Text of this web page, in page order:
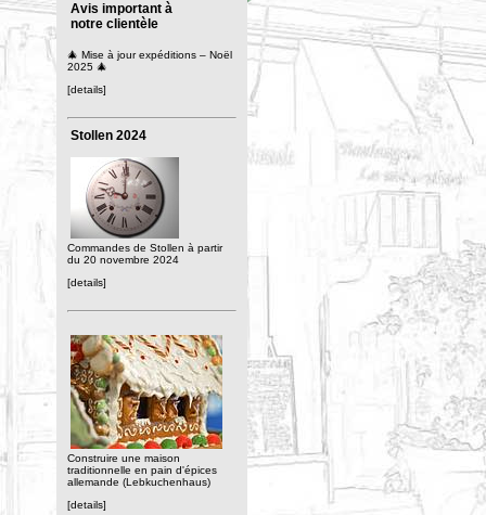
Avis important à
notre clientèle
🎄 Mise à jour expéditions – Noël
2025 🎄
[details]
Stollen 2024
Commandes de Stollen à partir
du 20 novembre 2024
[details]
Construire une maison
traditionnelle en pain d'épices
allemande (Lebkuchenhaus)
[details]